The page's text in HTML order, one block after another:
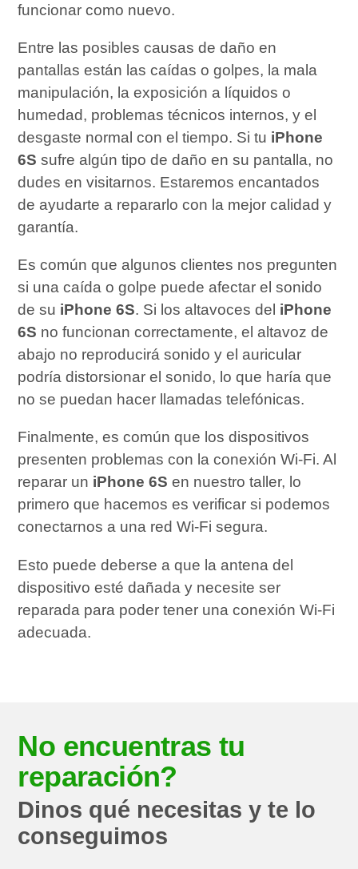
funcionar como nuevo.
Entre las posibles causas de daño en
pantallas están las caídas o golpes, la mala
manipulación, la exposición a líquidos o
humedad, problemas técnicos internos, y el
desgaste normal con el tiempo. Si tu iPhone
6S sufre algún tipo de daño en su pantalla, no
dudes en visitarnos. Estaremos encantados
de ayudarte a repararlo con la mejor calidad y
garantía.
Es común que algunos clientes nos pregunten
si una caída o golpe puede afectar el sonido
de su iPhone 6S. Si los altavoces del iPhone
6S no funcionan correctamente, el altavoz de
abajo no reproducirá sonido y el auricular
podría distorsionar el sonido, lo que haría que
no se puedan hacer llamadas telefónicas.
Finalmente, es común que los dispositivos
presenten problemas con la conexión Wi-Fi. Al
reparar un iPhone 6S en nuestro taller, lo
primero que hacemos es verificar si podemos
conectarnos a una red Wi-Fi segura.
Esto puede deberse a que la antena del
dispositivo esté dañada y necesite ser
reparada para poder tener una conexión Wi-Fi
adecuada.
No encuentras tu
reparación?
Dinos qué necesitas y te lo
conseguimos